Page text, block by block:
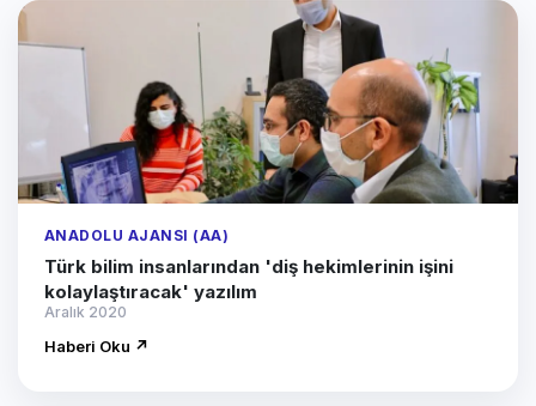
ANADOLU AJANSI (AA)
Türk bilim insanlarından 'diş hekimlerinin işini
kolaylaştıracak' yazılım
Aralık 2020
Haberi Oku ↗